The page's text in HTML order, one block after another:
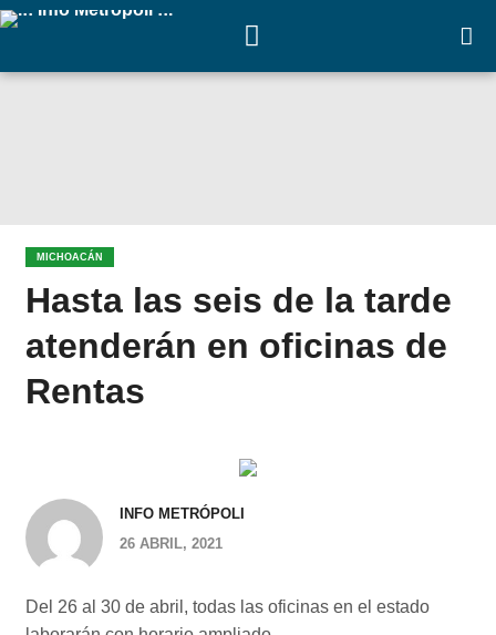
MICHOACÁN
Hasta las seis de la tarde
atenderán en oficinas de
Rentas
INFO METRÓPOLI
26 ABRIL, 2021
Del 26 al 30 de abril, todas las oficinas en el estado